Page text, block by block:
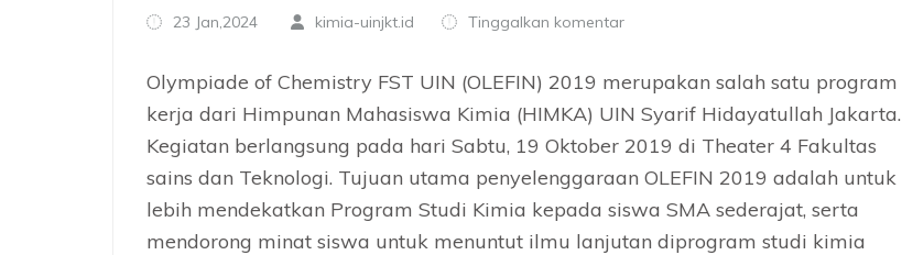
23 Jan,2024 kimia-uinjkt.id Tinggalkan komentar
Olympiade of Chemistry FST UIN (OLEFIN) 2019 merupakan salah satu program
kerja dari Himpunan Mahasiswa Kimia (HIMKA) UIN Syarif Hidayatullah Jakarta.
Kegiatan berlangsung pada hari Sabtu, 19 Oktober 2019 di Theater 4 Fakultas
sains dan Teknologi. Tujuan utama penyelenggaraan OLEFIN 2019 adalah untuk
lebih mendekatkan Program Studi Kimia kepada siswa SMA sederajat, serta
mendorong minat siswa untuk menuntut ilmu lanjutan diprogram studi kimia